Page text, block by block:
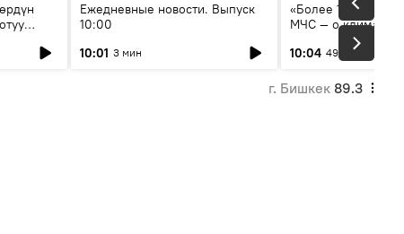
Ежедневные новости. Выпуск
10:00
10:01 3 мин
«Более 1200 сёл в
МЧС — о климате,
системе
населения
10:04 49 мин
г. Бишкек 89.3